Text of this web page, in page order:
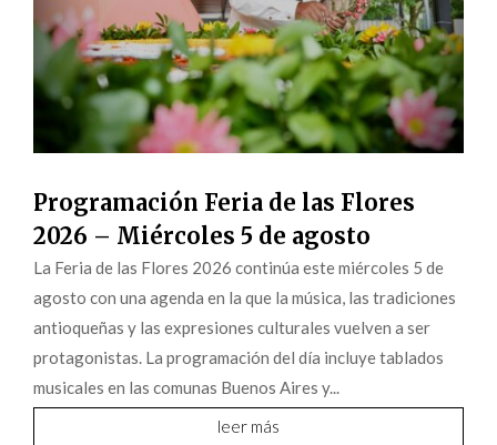
Programación Feria de las Flores
2026 – Miércoles 5 de agosto
La Feria de las Flores 2026 continúa este miércoles 5 de
agosto con una agenda en la que la música, las tradiciones
antioqueñas y las expresiones culturales vuelven a ser
protagonistas. La programación del día incluye tablados
musicales en las comunas Buenos Aires y...
leer más